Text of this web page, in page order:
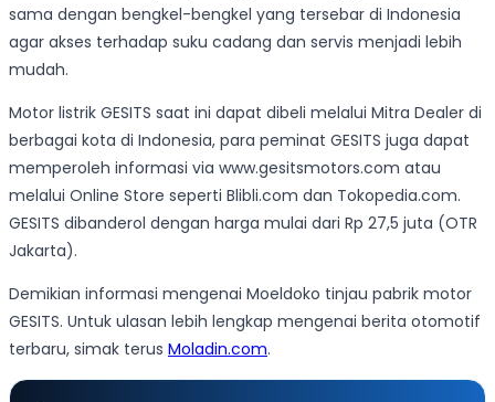
sama dengan bengkel-bengkel yang tersebar di Indonesia
agar akses terhadap suku cadang dan servis menjadi lebih
mudah.
Motor listrik GESITS saat ini dapat dibeli melalui Mitra Dealer di
berbagai kota di Indonesia, para peminat GESITS juga dapat
memperoleh informasi via www.gesitsmotors.com atau
melalui Online Store seperti Blibli.com dan Tokopedia.com.
GESITS dibanderol dengan harga mulai dari Rp 27,5 juta (OTR
Jakarta).
Demikian informasi mengenai Moeldoko tinjau pabrik motor
GESITS. Untuk ulasan lebih lengkap mengenai berita otomotif
terbaru, simak terus Moladin.com.